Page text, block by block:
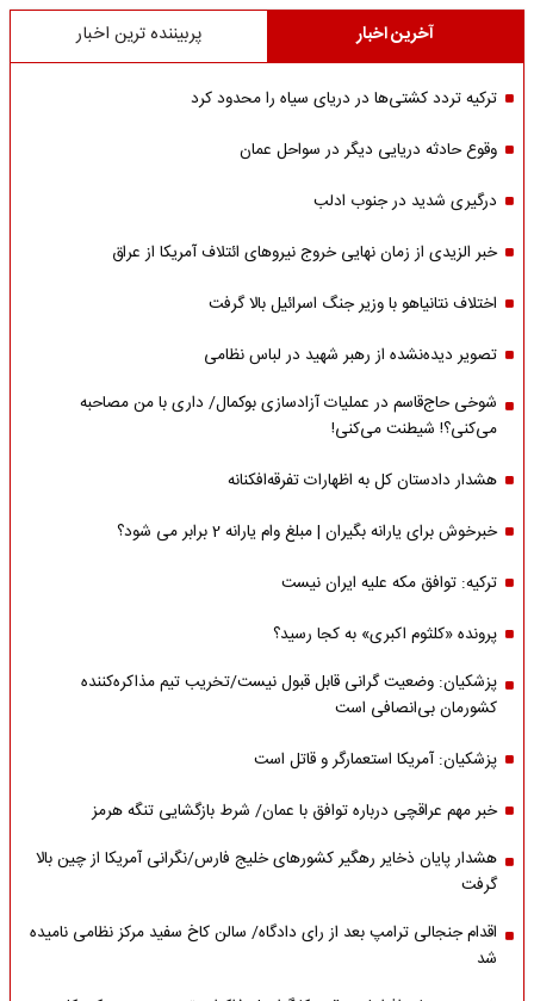
آخرین اخبار پربیننده ترین اخبار
ترکیه تردد کشتی‌ها در دریای سیاه را محدود کرد
وقوع حادثه دریایی دیگر در سواحل عمان
درگیری شدید در جنوب ادلب
خبر الزیدی از زمان نهایی خروج نیروهای ائتلاف آمریکا از عراق
اختلاف نتانیاهو با وزیر جنگ اسرائیل بالا گرفت
تصویر دیده‌نشده از رهبر شهید در لباس نظامی
شوخی حاج‌قاسم در عملیات آزادسازی بوکمال/ داری با من مصاحبه‌
می‌کنی؟! شیطنت می‌کنی!
هشدار دادستان کل به اظهارات تفرقه‌افکنانه
خبرخوش برای یارانه بگیران | مبلغ وام یارانه 2 برابر می شود؟
ترکیه: توافق مکه علیه ایران نیست
پرونده «کلثوم اکبری» به کجا رسید؟
پزشکیان: وضعیت گرانی قابل قبول نیست/تخریب تیم مذاکره‌کننده
کشورمان بی‌انصافی است
پزشکیان: آمریکا استعمارگر و قاتل است
خبر مهم عراقچی درباره توافق با عمان/ شرط بازگشایی تنگه هرمز
هشدار پایان ذخایر رهگیر کشورهای خلیج فارس/نگرانی آمریکا از چین بالا
گرفت
اقدام جنجالی ترامپ بعد از رای دادگاه/ سالن کاخ سفید مرکز نظامی نامیده
شد